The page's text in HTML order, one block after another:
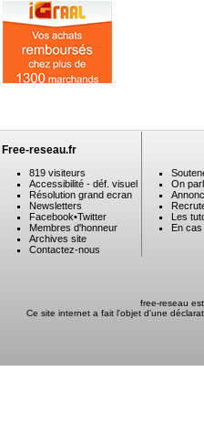
Free-reseau.fr
819 visiteurs
Accessibilité - déf. visuel
Résolution grand ecran
Newsletters
Facebook•Twitter
Membres d'honneur
Archives site
Contactez-nous
On
Les
En
free-reseau
Ce site internet a fait l'objet d'une